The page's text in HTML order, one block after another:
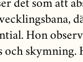
det som att
Hon
och skymning.